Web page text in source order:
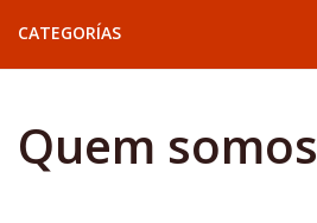
CATEGORÍAS
Quem somos